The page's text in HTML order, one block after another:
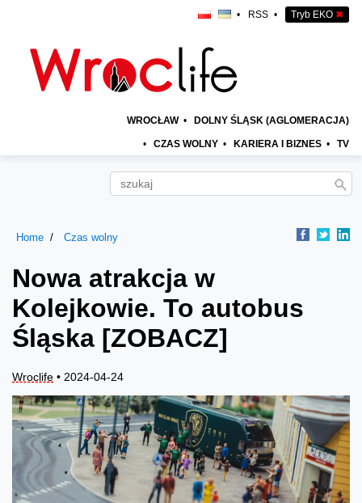
• RSS • Tryb EKO ✖
WROCŁAW • DOLNY ŚLĄSK (AGLOMERACJA)
• CZAS WOLNY • KARIERA I BIZNES • TV
Home Czas wolny
Nowa atrakcja w
Kolejkowie. To autobus
Śląska [ZOBACZ]
Wroclife • 2024-04-24